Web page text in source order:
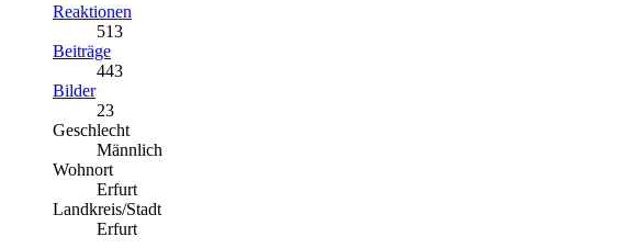
Reaktionen
513
Beiträge
443
Bilder
23
Geschlecht
Männlich
Wohnort
Erfurt
Landkreis/Stadt
Erfurt